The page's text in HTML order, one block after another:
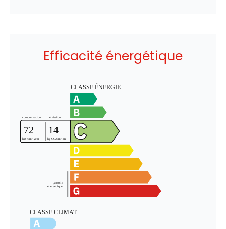
Efficacité énergétique